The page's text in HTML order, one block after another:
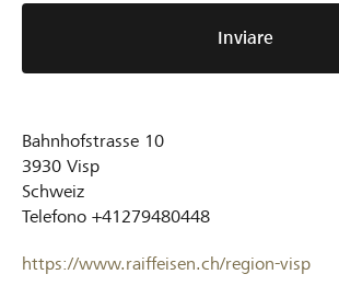
Inviare
Bahnhofstrasse 10
3930 Visp
Schweiz
Telefono +41279480448
https://www.raiffeisen.ch/region-visp